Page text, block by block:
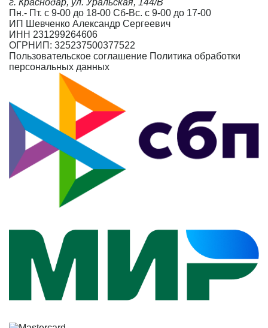
Пн.- Пт. с 9-00 до 18-00 Сб-Вс. с 9-00 до 17-00
ИП Шевченко Александр Сергеевич
ИНН 231299264606
ОГРНИП: 325237500377522
Пользовательское соглашение Политика обработки
персональных данных